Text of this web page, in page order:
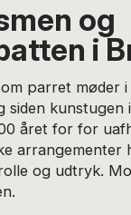
og
i
parret møder i
kunstugen
året for for
arrangementer
og udtryk.